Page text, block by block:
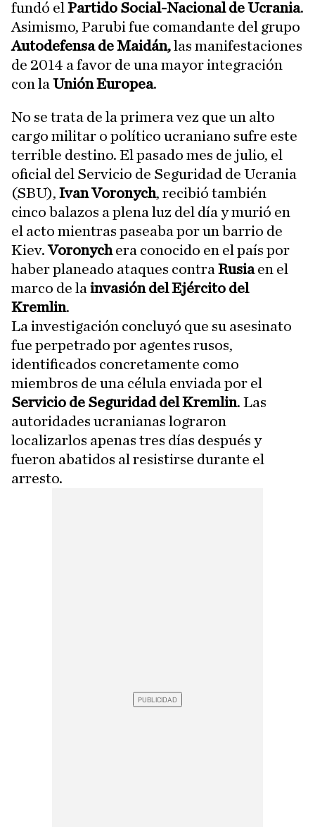
fundó el Partido Social-Nacional de Ucrania.
Asimismo, Parubi fue comandante del grupo
Autodefensa de Maidán,las manifestaciones
de 2014 a favor de una mayor integración
con la Unión Europea.
No se trata de la primera vez que un alto
cargo militar o político ucraniano sufre este
terrible destino. El pasado mes de julio, el
oficial del Servicio de Seguridad de Ucrania
(SBU), Ivan Voronych, recibió también
cinco balazos a plena luz del día y murió en
el acto mientras paseaba por un barrio de
Kiev.Voronychera conocido en el país por
haber planeado ataques contra Rusiaen el
marco de la invasión del Ejército del
Kremlin.
La investigación concluyó que su asesinato
fue perpetrado por agentes rusos,
identificados concretamente como
miembros de una célula enviada por el
Servicio de Seguridad del Kremlin. Las
autoridades ucranianas lograron
localizarlos apenas tres días después y
fueron abatidos al resistirse durante el
arresto.